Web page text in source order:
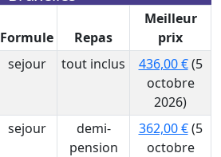
Formule Repas
Meilleur
prix
sejour tout inclus 436,00 €(5
octobre
2026)
sejour
demi-
pension
362,00 €(5
octobre